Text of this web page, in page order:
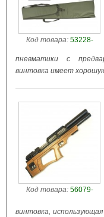
Код товара:53228-
пневматики с
винтовка имеет
Код товара:56079-
винтовка,